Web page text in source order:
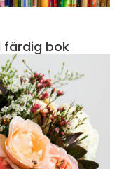
till färdig bok